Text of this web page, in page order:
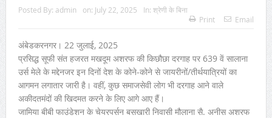
Posted By: admin on: July 22, 2025 In: श्रेणी के बिना
Print
Email
अंबेडकरनगर। 22 जुलाई, 2025
प्रसिद्ध सूफी संत हजरत मखदूम अशरफ की किछौछा दरगाह पर 639 वें सालाना
उर्स मेले के मद्देनजर इन दिनों देश के कोने-कोने से जायरीनों/तीर्थयात्रियों का
आगमन लगातार जारी है। वहीं, कुछ समाजसेवी लोग भी दरगाह आने वाले
अकीदतमंदों की खिदमत करने के लिए आगे आए हैं।
जामिया बीबी फाउंडेशन के चेयरपर्सन बसखारी निवासी मौलाना सै. अनीस अशरफ